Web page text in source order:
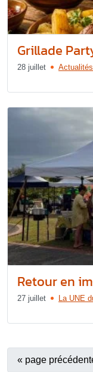
Grillade
28 juillet
Retour en
27 juillet La UNE
« page